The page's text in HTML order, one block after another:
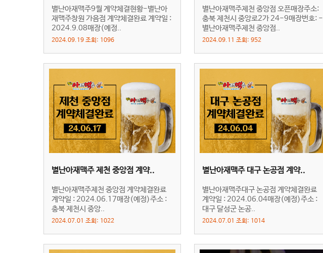
별난아재맥주9월 계약체결현황-별난아
재맥주창원 가음점 계약체결완료 계약일 :
2024.9.08매장(예정..
2024.09.19 조회: 1096
별난아재맥주제천 중앙점 오픈매장주소:
충북 제천시 중앙로2가 24-9매장번호: -
별난아재맥주제천 중앙점..
2024.09.11 조회: 952
별난아재맥주 제천 중앙점 계약..
별난아재맥주제천 중앙점 계약체결완료
계약일 : 2024.06.17매장(예정)주소 :
충북 제천시 중앙..
2024.07.01 조회: 1022
별난아재맥주 대구 논공점 계약..
별난아재맥주대구 논공점 계약체결완료
계약일 : 2024.06.04매장(예정)주소 :
대구 달성군 논공..
2024.07.01 조회: 1014